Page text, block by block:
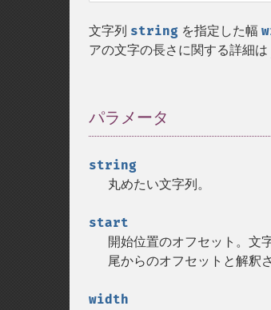
文字列 string を指定した幅
アの文字の長さに関する詳細は
パラメータ
string
丸めたい文字列。
start
開始位置のオフセット。文
尾からのオフセットと解釈
width